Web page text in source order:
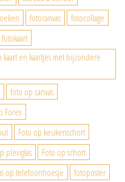
fotocanvas
fotocollage
fotokaart
en kaartjes met bijzondere
foto op canvas
Forex
Foto op keukenschort
plexiglas
Foto op schort
op telefoonhoesje
fotoposter